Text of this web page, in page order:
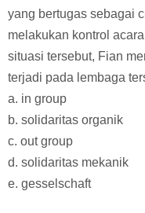
yang bertugas sebagai
melakukan kontrol
situasi tersebut, Fian
terjadi pada lembaga
a. in group
b. solidaritas organik
c. out group
d. solidaritas mekanik
e. gesselschaft